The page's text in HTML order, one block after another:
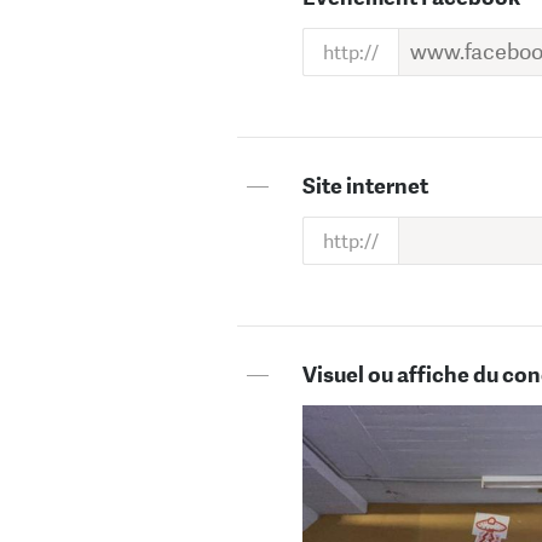
— Site internet
— Visuel ou affiche du